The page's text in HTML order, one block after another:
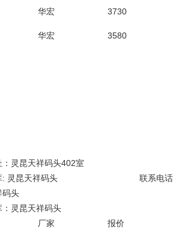
华宏 3730
华宏 3580
灵昆天祥码头402室
理，仓库: 灵昆天祥码头 联系电话
天祥码头
灵昆天祥码头
厂家
报价